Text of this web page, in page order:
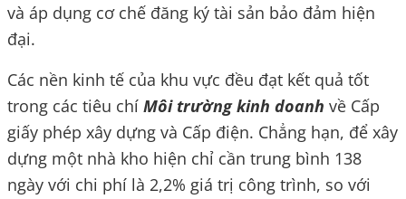
và áp dụng cơ chế đăng ký tài sản bảo đảm hiện
đại.
Các nền kinh tế của khu vực đều đạt kết quả tốt
trong các tiêu chí Môi trường kinh doanh về Cấp
giấy phép xây dựng và Cấp điện. Chẳng hạn, để xây
dựng một nhà kho hiện chỉ cần trung bình 138
ngày với chi phí là 2,2% giá trị công trình, so với